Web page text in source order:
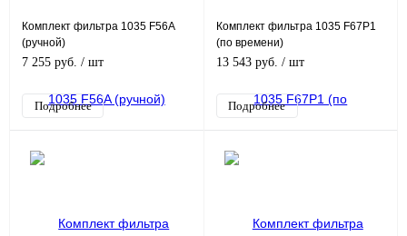
Комплект фильтра 1035 F56A
(ручной)
7 255 руб. / шт
Подробнее
Комплект фильтра 1035 F67P1
(по времени)
13 543 руб. / шт
Подробнее